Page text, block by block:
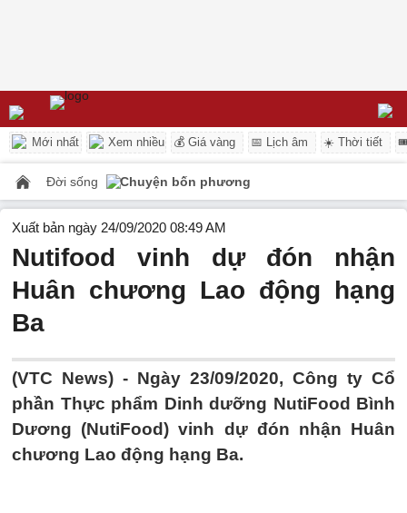
Mới nhất Xem nhiều 💰 Giá vàng 📅 Lịch âm ☀️ Thời tiết
Đời sống Chuyện bốn phương
Xuất bản ngày 24/09/2020 08:49 AM
Nutifood vinh dự đón nhận
Huân chương Lao động hạng
Ba
(VTC News) - Ngày 23/09/2020, Công ty Cổ
phần Thực phẩm Dinh dưỡng NutiFood Bình
Dương (NutiFood) vinh dự đón nhận Huân
chương Lao động hạng Ba.